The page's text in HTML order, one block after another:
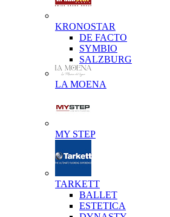
KRONOSTAR
DE FACTO
SYMBIO
SALZBURG
LA MOENA
MY STEP
TARKETT
BALLET
ESTETICA